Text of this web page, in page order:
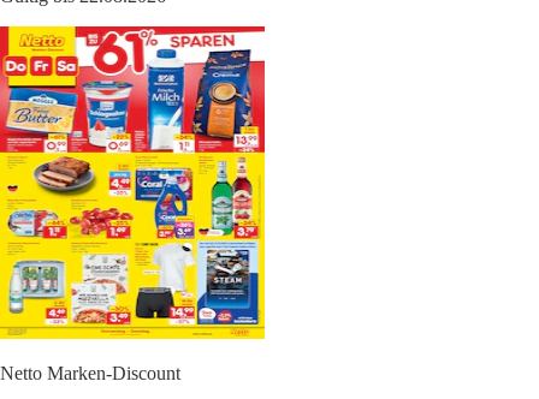
Netto Marken-Discount